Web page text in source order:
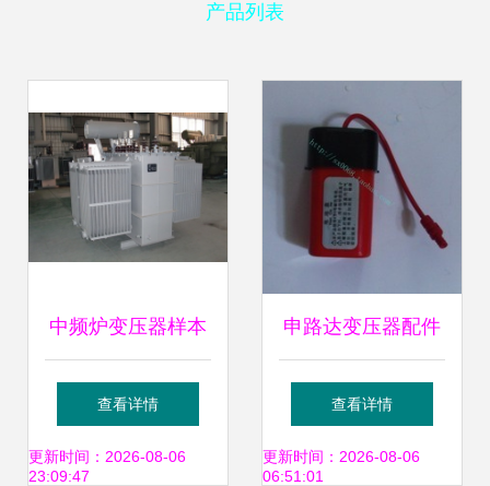
产品列表
中频炉变压器样本
及产品图片 | 机电
商情网电子样本库
查看详情
更新时间：2026-08-06
23:09:47
申路达变压器配件
产品参考信息全解
析
查看详情
更新时间：2026-08-06
06:51:01